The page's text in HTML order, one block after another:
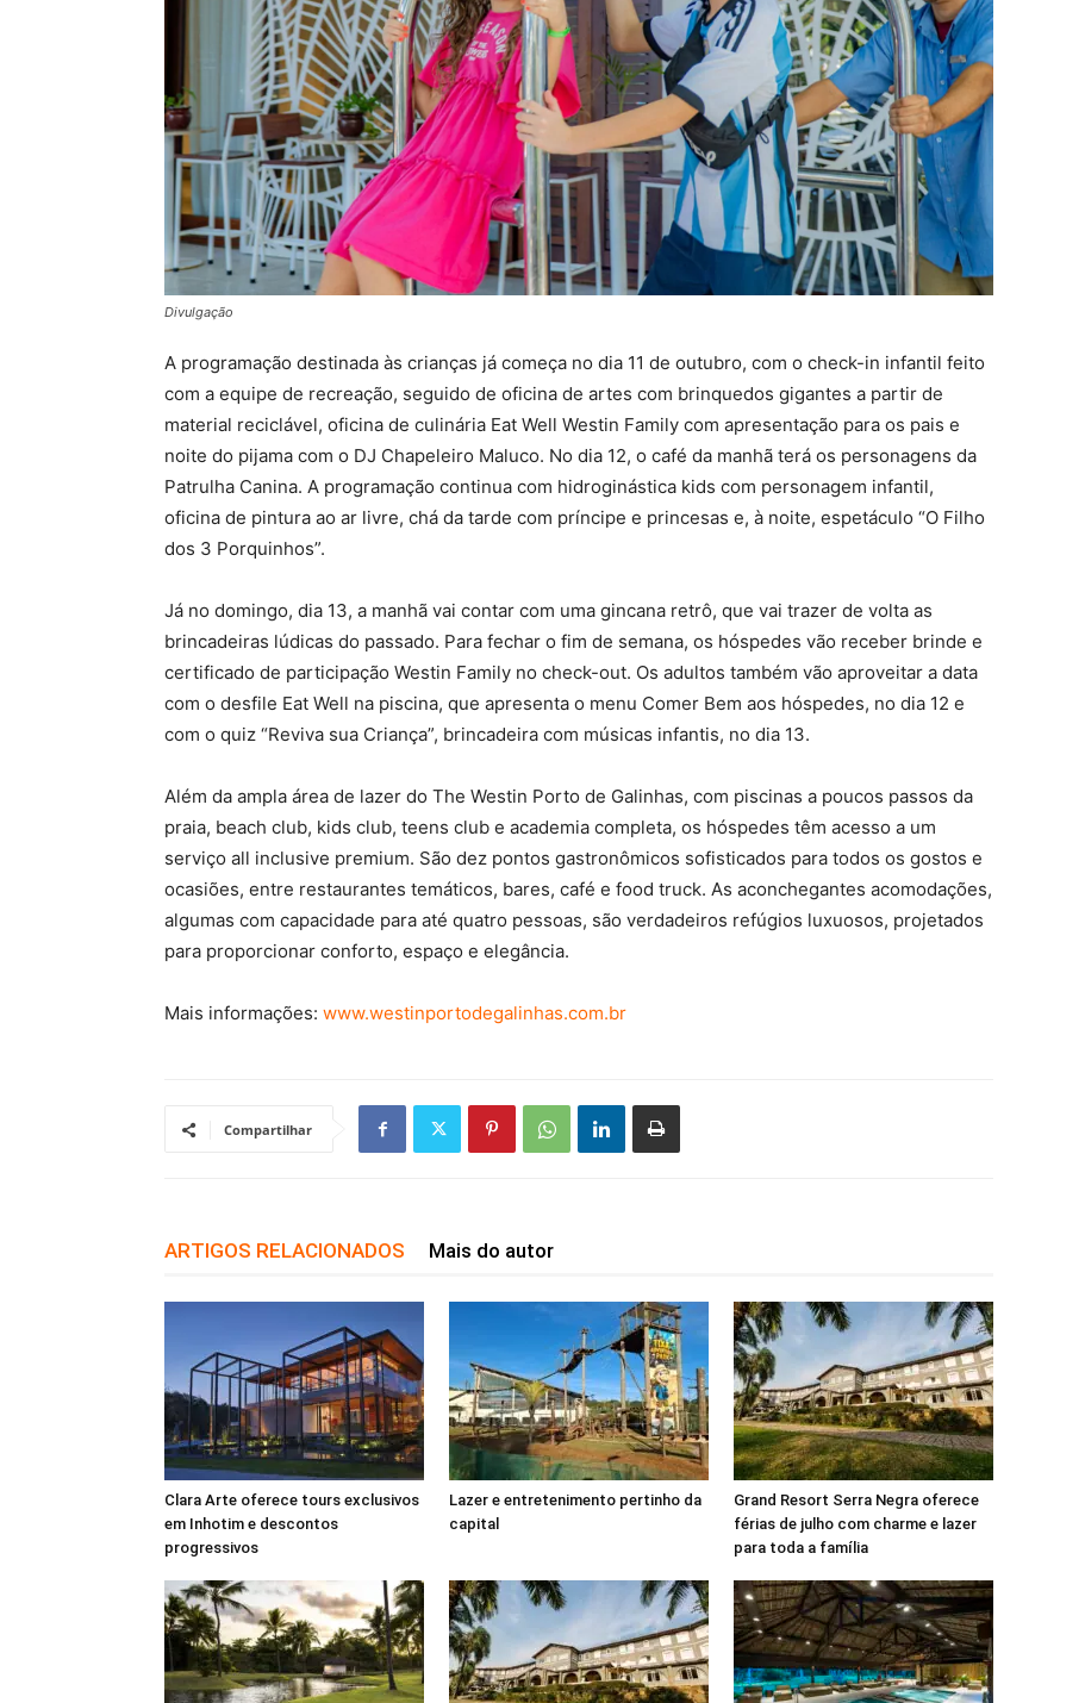
Divulgação
A programação destinada às crianças já começa no dia 11 de outubro, com o check-in infantil feito
com a equipe de recreação, seguido de oficina de artes com brinquedos gigantes a partir de
material reciclável, oficina de culinária Eat Well Westin Family com apresentação para os pais e
noite do pijama com o DJ Chapeleiro Maluco. No dia 12, o café da manhã terá os personagens da
Patrulha Canina. A programação continua com hidroginástica kids com personagem infantil,
oficina de pintura ao ar livre, chá da tarde com príncipe e princesas e, à noite, espetáculo “O Filho
dos 3 Porquinhos”.
Já no domingo, dia 13, a manhã vai contar com uma gincana retrô, que vai trazer de volta as
brincadeiras lúdicas do passado. Para fechar o fim de semana, os hóspedes vão receber brinde e
certificado de participação Westin Family no check-out. Os adultos também vão aproveitar a data
com o desfile Eat Well na piscina, que apresenta o menu Comer Bem aos hóspedes, no dia 12 e
com o quiz “Reviva sua Criança”, brincadeira com músicas infantis, no dia 13.
Além da ampla área de lazer do The Westin Porto de Galinhas, com piscinas a poucos passos da
praia, beach club, kids club, teens club e academia completa, os hóspedes têm acesso a um
serviço all inclusive premium. São dez pontos gastronômicos sofisticados para todos os gostos e
ocasiões, entre restaurantes temáticos, bares, café e food truck. As aconchegantes acomodações,
algumas com capacidade para até quatro pessoas, são verdadeiros refúgios luxuosos, projetados
para proporcionar conforto, espaço e elegância.
Mais informações: www.westinportodegalinhas.com.br
Compartilhar
ARTIGOS RELACIONADOS Mais do autor
Clara Arte oferece tours exclusivos
em Inhotim e descontos
progressivos
Lazer e entretenimento pertinho da
capital
Grand Resort Serra Negra oferece
férias de julho com charme e lazer
para toda a família